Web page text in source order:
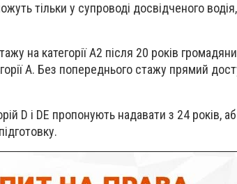
тільки у супроводі досвідченого
на категорії A2 після 20 років
А. Без попереднього стажу прямий
D і DE пропонують надавати з 24 років,